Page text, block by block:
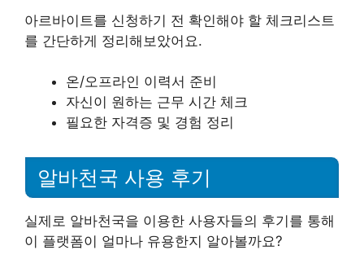
아르바이트를 신청하기 전 확인해야 할 체크리스트
를 간단하게 정리해보았어요.
온/오프라인 이력서 준비
자신이 원하는 근무 시간 체크
필요한 자격증 및 경험 정리
알바천국 사용 후기
실제로 알바천국을 이용한 사용자들의 후기를 통해
이 플랫폼이 얼마나 유용한지 알아볼까요?